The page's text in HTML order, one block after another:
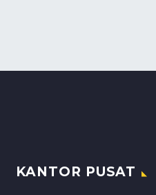
KANTOR PUSAT